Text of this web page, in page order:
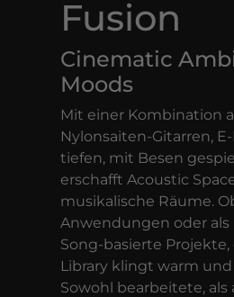
Fusion
Cinematic
Moods
Mit einer Kombination
Nylonsaiten-Gitarren,
tiefen, mit Besen
erschafft Acoustic
musikalische Räume.
Anwendungen oder als
Song-basierte Projekte,
Library klingt warm
Sowohl bearbeitete,